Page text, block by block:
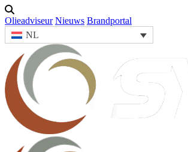
Olieadviseur Nieuws Brandportal
NL